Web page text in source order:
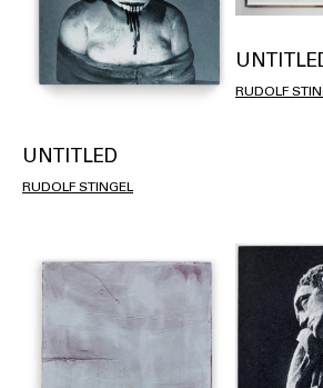
UNTITLED
RUDOLF STINGEL
RUDOLF